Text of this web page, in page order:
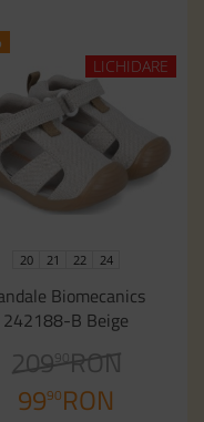
LICHIDARE
20 21 22 24
Biomecanics
242188-B Beige
209 90RON
9990RON